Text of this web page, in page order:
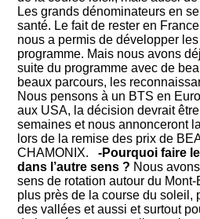
Les grands dénominateurs en
santé. Le fait de rester en
nous a permis de développer
programme. Mais nous avons
suite du programme avec de
beaux parcours, les
Nous pensons à un BTS en
aux USA, la décision devrait
semaines et nous annonceront
lors de la remise des prix de
CHAMONIX.
-Pourquoi faire
dans l’autre sens ? Nous
sens de rotation autour du
plus près de la course du soleil,
des vallées et aussi et surtout